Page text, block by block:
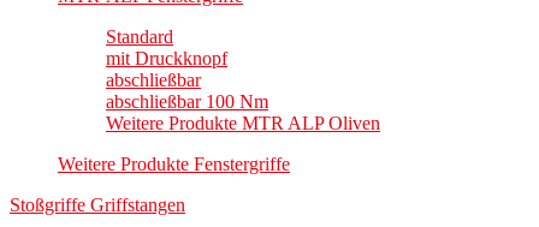
Standard
mit Druckknopf
abschließbar
abschließbar 100 Nm
Weitere Produkte MTR ALP Oliven
Weitere Produkte Fenstergriffe
Stoßgriffe Griffstangen